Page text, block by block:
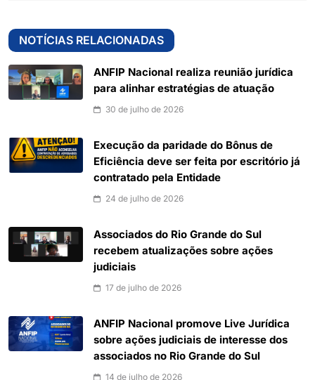
NOTÍCIAS RELACIONADAS
ANFIP Nacional realiza reunião jurídica
para alinhar estratégias de atuação
30 de julho de 2026
Execução da paridade do Bônus de
Eficiência deve ser feita por escritório já
contratado pela Entidade
24 de julho de 2026
Associados do Rio Grande do Sul
recebem atualizações sobre ações
judiciais
17 de julho de 2026
ANFIP Nacional promove Live Jurídica
sobre ações judiciais de interesse dos
associados no Rio Grande do Sul
14 de julho de 2026